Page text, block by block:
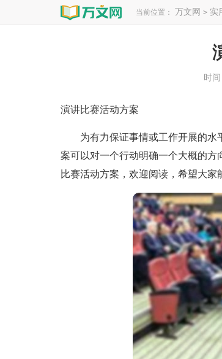
当前位置： 万文网 > 实
时间
演讲比赛活动方案
为有力保证事情或工作开展的水
案可以对一个行动明确一个大概的
比赛活动方案，欢迎阅读，希望大家